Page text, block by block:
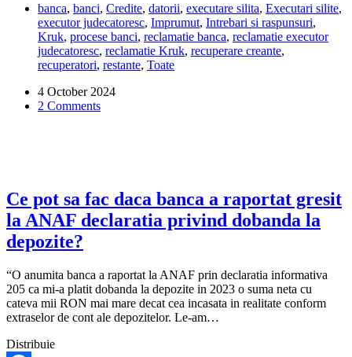
ani
de
executare
silita,
datoria
Kruk
nu
sa
fac?
banca, banci, Credite, datorii, executare silita, Executari silite,
executor judecatoresc, Imprumut, Intrebari si raspunsuri,
Kruk, procese banci, reclamatie banca, reclamatie executor
judecatoresc, reclamatie Kruk, recuperare creante,
recuperatori, restante, Toate
4 October 2024
2 Comments
Ce pot sa fac daca banca a raportat gresit
la ANAF declaratia privind dobanda la
depozite?
“O anumita banca a raportat la ANAF prin declaratia informativa
205 ca mi-a platit dobanda la depozite in 2023 o suma neta cu
cateva mii RON mai mare decat cea incasata in realitate conform
extraselor de cont ale depozitelor. Le-am…
Distribuie